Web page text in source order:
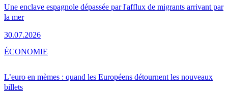
Une enclave espagnole dépassée par l'afflux de migrants arrivant par
la mer
30.07.2026
L’euro en mèmes : quand les Européens détournent les nouveaux
billets
ÉCONOMIE